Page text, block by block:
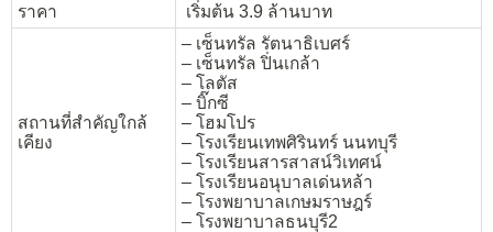
ราคา
เริ่มต้น 3.9 ล้านบาท
สถานที่สำคัญใกล้
เคียง
– เซ็นทรัล รัตนาธิเบศร์
– เซ็นทรัล ปิ่นเกล้า
– โลตัส
– บิ๊กซี
– โฮมโปร
– โรงเรียนเทพศิรินทร์ นนทบุรี
– โรงเรียนสารสาสน์วิเทศน์
– โรงเรียนอนุบาลเด่นหล้า
– โรงพยาบาลเกษมราษฎร์
– โรงพยาบาลธนบุรี2